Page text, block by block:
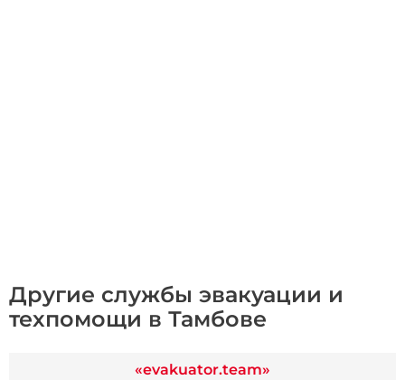
Другие службы эвакуации и
техпомощи в Тамбове
«evakuator.team»